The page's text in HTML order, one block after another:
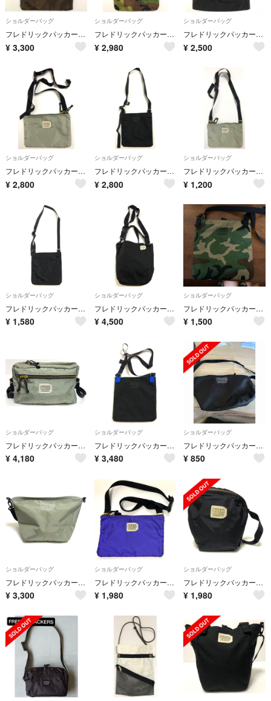
ショルダーバッグ
フレドリックパッカーズ A2509113 サコッシュ ミニバッグ ショルダー
¥ 3,300
ショルダーバッグ
フレドリックパッカーズ A2508212 ショルダーバッグ サコッシュ カモ柄
¥ 2,980
ショルダーバッグ
フレドリックパッカーズ A2508148 サコッシュ ショルダーバッグ ブラック
¥ 2,500
ショルダーバッグ
フレドリックパッカーズ A25080112 サコッシュ グレー
¥ 2,800
ショルダーバッグ
フレドリックパッカーズ A25080111 ショルダーバッグ 黒
¥ 2,800
ショルダーバッグ
フレドリックパッカーズ A2508043 サコッシュ ショルダーバッグ ミニバッグ 斜めがけ FREDRIK PACKERS
¥ 1,200
ショルダーバッグ
フレドリックパッカーズ A2508042 ショルダーバッグ サコッシュ
¥ 1,580
ショルダーバッグ
フレドリックパッカーズ A25071413 トートバッグ 2WAY ショルダー
¥ 4,500
ショルダーバッグ
フレドリックパッカーズ サコッシュ
¥ 1,500
ショルダーバッグ
フレドリックパッカーズ ショルダーバッグ 2504267 グレー スクエア
¥ 4,180
ショルダーバッグ
フレドリックパッカーズ 2504218 ショルダーバッグ 黒
¥ 3,480
ショルダーバッグ
フレドリックパッカーズ ショルダーバッグ
¥ 850
ショルダーバッグ
フレドリックパッカーズ 25040210 ショルダーバッグ グレー
¥ 3,300
ショルダーバッグ
フレドリックパッカーズ 2502053 サコッシュ パープル
¥ 1,980
ショルダーバッグ
フレドリックパッカーズ 25012010 ポーチ ショルダーバッグ ブラック
¥ 1,980